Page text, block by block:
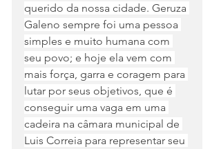
querido da nossa cidade. Geruza
Galeno sempre foi uma pessoa
simples e muito humana com
seu povo; e hoje ela vem com
mais força, garra e coragem para
lutar por seus objetivos, que é
conseguir uma vaga em uma
cadeira na câmara municipal de
Luis Correia para representar seu